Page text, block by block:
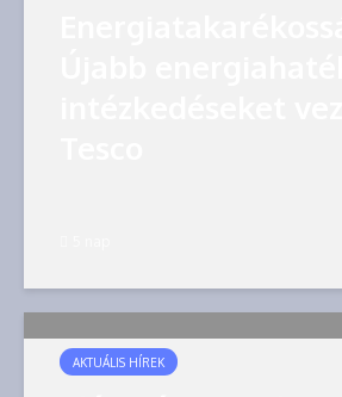
AKTUÁLIS HÍREK